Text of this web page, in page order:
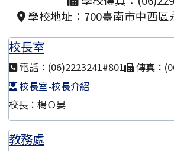
學校地址：700臺南市中西區
校長室
電話：(06)2223241#801
傳真：
校長室-校長介紹
校長：楊Ｏ晏
教務處